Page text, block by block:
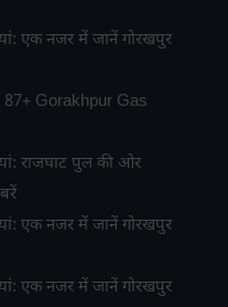
एक नजर में जानें गोरखपुर
Gorakhpur Gas
राजघाट पुल की ओर
एक नजर में जानें गोरखपुर
एक नजर में जानें गोरखपुर